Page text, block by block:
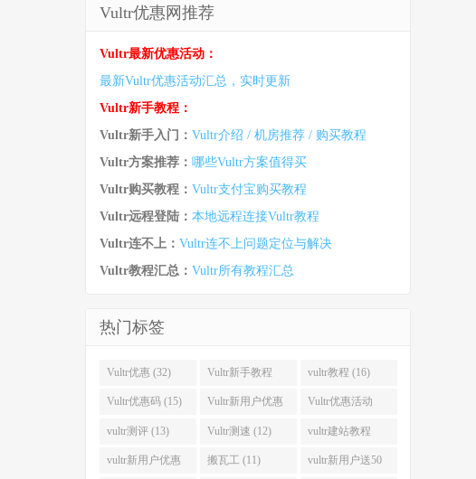
Vultr优惠网推荐
Vultr最新优惠活动：
最新Vultr优惠活动汇总，实时更新
Vultr新手教程：
Vultr新手入门： Vultr介绍 / 机房推荐 / 购买教程
Vultr方案推荐： 哪些Vultr方案值得买
Vultr购买教程： Vultr支付宝购买教程
Vultr远程登陆： 本地远程连接Vultr教程
Vultr连不上： Vultr连不上问题定位与解决
Vultr教程汇总： Vultr所有教程汇总
热门标签
Vultr优惠 (32) Vultr新手教程
(16)
vultr教程 (16)
Vultr优惠码 (15) Vultr新用户优惠
(14)
Vultr优惠活动
(13)
vultr测评 (13) Vultr测速 (12) vultr建站教程
(12)
vultr新用户优惠 搬瓦工 (11) vultr新用户送50